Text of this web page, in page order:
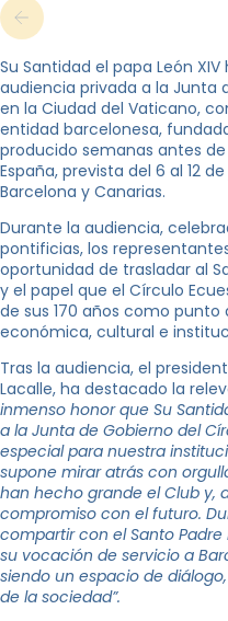
Su Santidad el papa León
audiencia privada a la Junta
en la Ciudad del Vaticano,
entidad barcelonesa,
producido semanas antes
España, prevista del 6 al 12
Barcelona y Canarias.
Durante la audiencia,
pontificias, los
oportunidad de trasladar al
y el papel que el Círculo
de sus 170 años como
económica, cultural e
Tras la audiencia, el
Lacalle, ha destacado la
inmenso honor que Su
a la Junta de Gobierno del
especial para nuestra
supone mirar atrás con
han hecho grande el Club y,
compromiso con el futuro.
compartir con el Santo
su vocación de servicio a
siendo un espacio de
de la sociedad”.